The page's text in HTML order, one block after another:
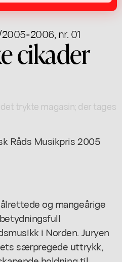
2006, nr. 01
cikader
trykte magasin; der tages
Råds Musikpris 2005
og mangeårige
i Norden. Juryen
særpregede uttrykk,